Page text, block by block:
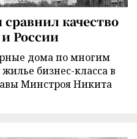
качество
России
дома по многим
бизнес-класса в
Минстроя Никита